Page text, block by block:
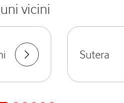
vicini
Sutera